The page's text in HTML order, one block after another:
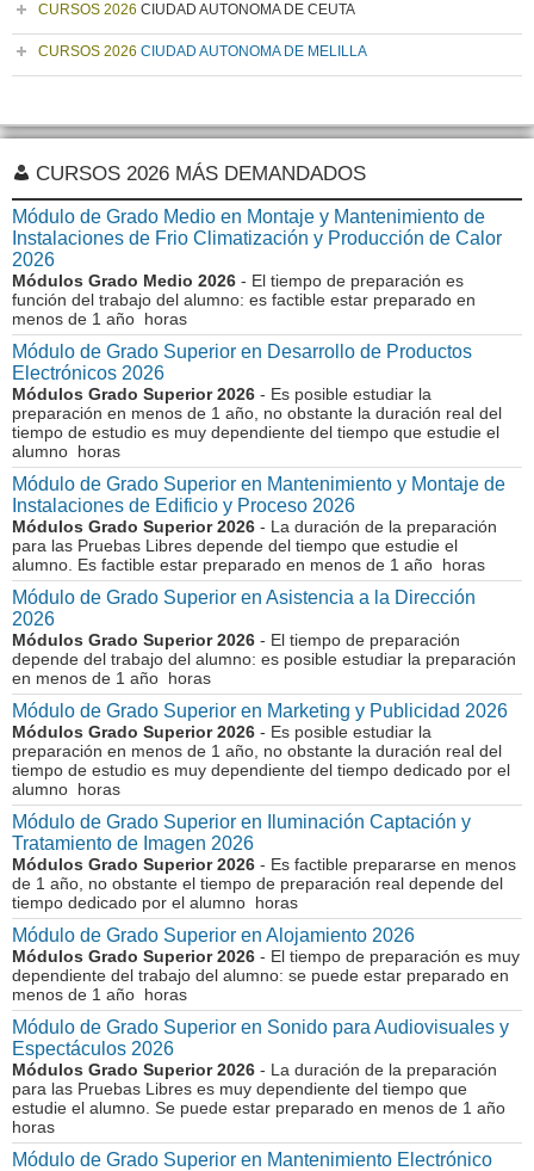
CURSOS 2026 CIUDAD AUTONOMA DE CEUTA
CURSOS 2026 CIUDAD AUTONOMA DE MELILLA
CURSOS 2026 MÁS DEMANDADOS
Módulo de Grado Medio en Montaje y Mantenimiento de
Instalaciones de Frio Climatización y Producción de Calor
2026
Módulos Grado Medio 2026 - El tiempo de preparación es
función del trabajo del alumno: es factible estar preparado en
menos de 1 año horas
Módulo de Grado Superior en Desarrollo de Productos
Electrónicos 2026
Módulos Grado Superior 2026 - Es posible estudiar la
preparación en menos de 1 año, no obstante la duración real del
tiempo de estudio es muy dependiente del tiempo que estudie el
alumno horas
Módulo de Grado Superior en Mantenimiento y Montaje de
Instalaciones de Edificio y Proceso 2026
Módulos Grado Superior 2026 - La duración de la preparación
para las Pruebas Libres depende del tiempo que estudie el
alumno. Es factible estar preparado en menos de 1 año horas
Módulo de Grado Superior en Asistencia a la Dirección
2026
Módulos Grado Superior 2026 - El tiempo de preparación
depende del trabajo del alumno: es posible estudiar la preparación
en menos de 1 año horas
Módulo de Grado Superior en Marketing y Publicidad 2026
Módulos Grado Superior 2026 - Es posible estudiar la
preparación en menos de 1 año, no obstante la duración real del
tiempo de estudio es muy dependiente del tiempo dedicado por el
alumno horas
Módulo de Grado Superior en Iluminación Captación y
Tratamiento de Imagen 2026
Módulos Grado Superior 2026 - Es factible prepararse en menos
de 1 año, no obstante el tiempo de preparación real depende del
tiempo dedicado por el alumno horas
Módulo de Grado Superior en Alojamiento 2026
Módulos Grado Superior 2026 - El tiempo de preparación es muy
dependiente del trabajo del alumno: se puede estar preparado en
menos de 1 año horas
Módulo de Grado Superior en Sonido para Audiovisuales y
Espectáculos 2026
Módulos Grado Superior 2026 - La duración de la preparación
para las Pruebas Libres es muy dependiente del tiempo que
estudie el alumno. Se puede estar preparado en menos de 1 año
horas
Módulo de Grado Superior en Mantenimiento Electrónico